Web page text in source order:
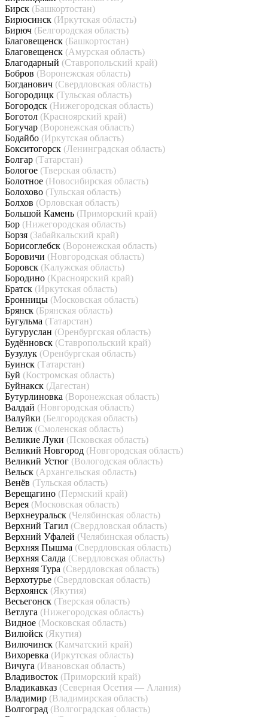
Бирск (Башкортостан)
Бирюсинск (Иркутская область)
Бирюч (Белгородская область)
Благовещенск (Башкортостан)
Благовещенск (Амурская область)
Благодарный (Ставропольский край)
Бобров (Воронежская область)
Богданович (Свердловская область)
Богородицк (Тульская область)
Богородск (Нижегородская область)
Боготол (Красноярский край)
Богучар (Воронежская область)
Бодайбо (Иркутская область)
Бокситогорск (Ленинградская область)
Болгар (Татарстан)
Бологое (Тверская область)
Болотное (Новосибирская область)
Болохово (Тульская область)
Болхов (Орловская область)
Большой Камень (Приморский край)
Бор (Нижегородская область)
Борзя (Забайкальский край)
Борисоглебск (Воронежская область)
Боровичи (Новгородская область)
Боровск (Калужская область)
Бородино (Красноярский край)
Братск (Иркутская область)
Бронницы (Московская область)
Брянск (Брянская область)
Бугульма (Татарстан)
Бугуруслан (Оренбургская область)
Будённовск (Ставропольский край)
Бузулук (Оренбургская область)
Буинск (Татарстан)
Буй (Костромская область)
Буйнакск (Дагестан)
Бутурлиновка (Воронежская область)
Валдай (Новгородская область)
Валуйки (Белгородская область)
Велиж (Смоленская область)
Великие Луки (Псковская область)
Великий Новгород (Новгородская область)
Великий Устюг (Вологодская область)
Вельск (Архангельская область)
Венёв (Тульская область)
Верещагино (Пермский край)
Верея (Московская область)
Верхнеуральск (Челябинская область)
Верхний Тагил (Свердловская область)
Верхний Уфалей (Челябинская область)
Верхняя Пышма (Свердловская область)
Верхняя Салда (Свердловская область)
Верхняя Тура (Свердловская область)
Верхотурье (Свердловская область)
Верхоянск (Якутия)
Весьегонск (Тверская область)
Ветлуга (Нижегородская область)
Видное (Московская область)
Вилюйск (Якутия)
Вилючинск (Камчатский край)
Вихоревка (Иркутская область)
Вичуга (Ивановская область)
Владивосток (Приморский край)
Владикавказ (Северная Осетия — Алания)
Владимир (Владимирская область)
Волгоград (Волгоградская область)